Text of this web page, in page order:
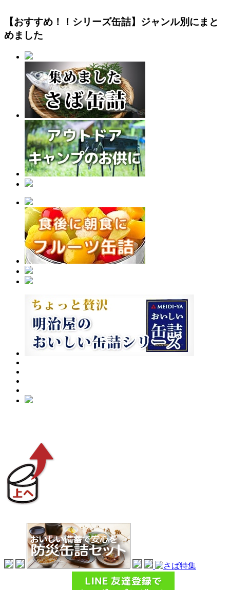
【おすすめ！！シリーズ缶詰】ジャンル別にまと
めました